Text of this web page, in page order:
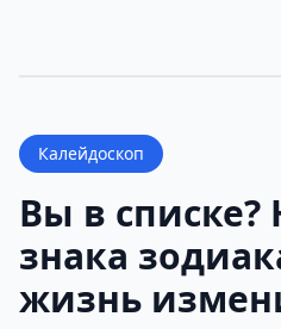
Калейдоскоп
Вы в списке?
знака
жизнь